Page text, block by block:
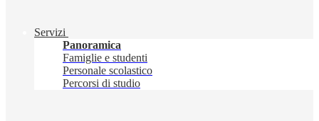
Servizi
Panoramica
Famiglie e studenti
Personale scolastico
Percorsi di studio